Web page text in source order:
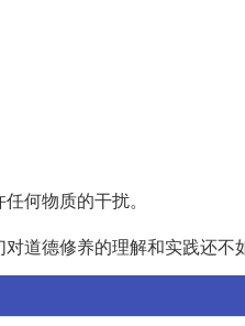
何物质的干扰。
道德修养的理解和实践还不